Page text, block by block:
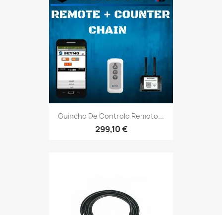
Guincho De Controlo Remoto...
299,10 €